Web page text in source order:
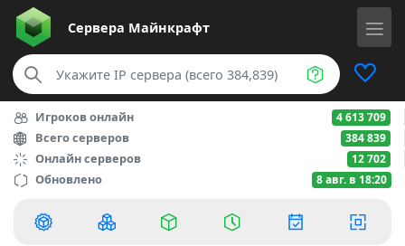
Сервера Майнкрафт
Игроков онлайн 4 613 709
Всего серверов 384 839
Онлайн серверов 12 702
Обновлено 8 авг. в 18:20